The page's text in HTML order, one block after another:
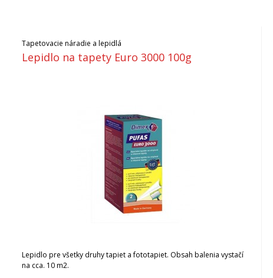
Tapetovacie náradie a lepidlá
Lepidlo na tapety Euro 3000 100g
Lepidlo pre všetky druhy tapiet a fototapiet. Obsah balenia vystačí
na cca. 10 m2.